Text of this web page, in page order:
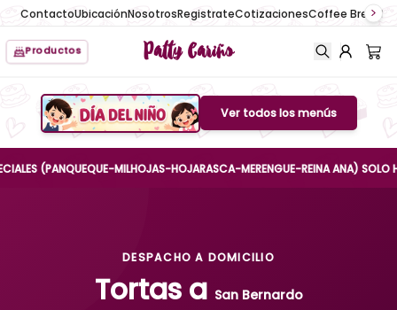
ContactoUbicaciónNosotrosRegistrateCotizacionesCoffee Break
Productos Patty Cariño
Boton de menu
Ver todos los menús
(PANQUEQUE-MILHOJAS-HOJARASCA-MERENGUE-REINA ANA) SOLO
DESPACHO A DOMICILIO
Tortas a San Bernardo